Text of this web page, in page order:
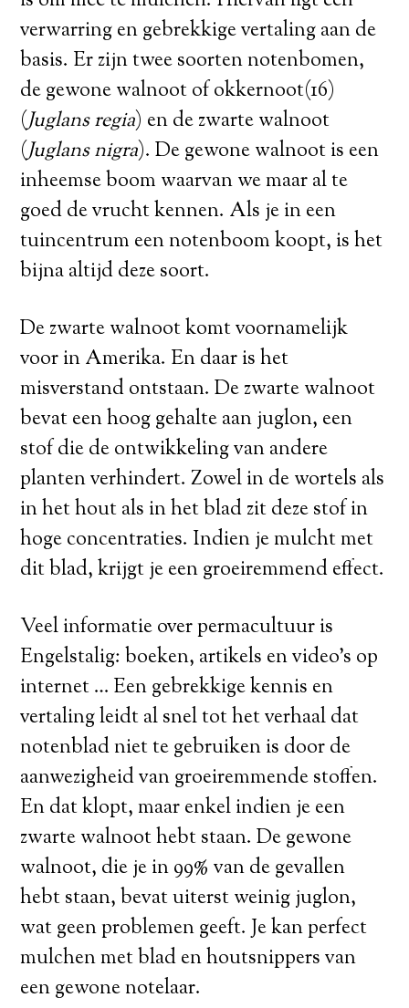
verwarring en gebrekkige vertaling aan de
basis. Er zijn twee soorten notenbomen,
de gewone walnoot of okkernoot(16)
(Juglans regia) en de zwarte walnoot
(Juglans nigra). De gewone walnoot is een
inheemse boom waarvan we maar al te
goed de vrucht kennen. Als je in een
tuincentrum een notenboom koopt, is het
bijna altijd deze soort.
De zwarte walnoot komt voornamelijk
voor in Amerika. En daar is het
misverstand ontstaan. De zwarte walnoot
bevat een hoog gehalte aan juglon, een
stof die de ontwikkeling van andere
planten verhindert. Zowel in de wortels als
in het hout als in het blad zit deze stof in
hoge concentraties. Indien je mulcht met
dit blad, krijgt je een groeiremmend effect.
Veel informatie over permacultuur is
Engelstalig: boeken, artikels en video’s op
internet … Een gebrekkige kennis en
vertaling leidt al snel tot het verhaal dat
notenblad niet te gebruiken is door de
aanwezigheid van groeiremmende stoffen.
En dat klopt, maar enkel indien je een
zwarte walnoot hebt staan. De gewone
walnoot, die je in 99% van de gevallen
hebt staan, bevat uiterst weinig juglon,
wat geen problemen geeft. Je kan perfect
mulchen met blad en houtsnippers van
een gewone notelaar.